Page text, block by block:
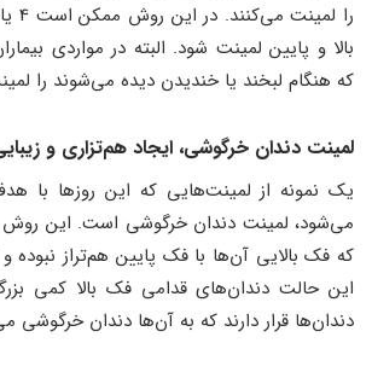
بالا و پایین لمینت شود. البته در مواردی
که هنگام لبخند یا خندیدن دیده می‌شوند را
لمینت دندان خرگوشی، ایجاد هم‌تزاری و
یک نمونه از لمینت‌هایی که این روزها با
می‌شود، لمینت دندان خرگوشی است. این
که فک بالایی آن‌ها با فک پایین هم‌تراز
این حالت دندان‌های قدامی فک بالا کمی
دندان‌ها قرار دارند که به آن‌ها دندان خرگوشی